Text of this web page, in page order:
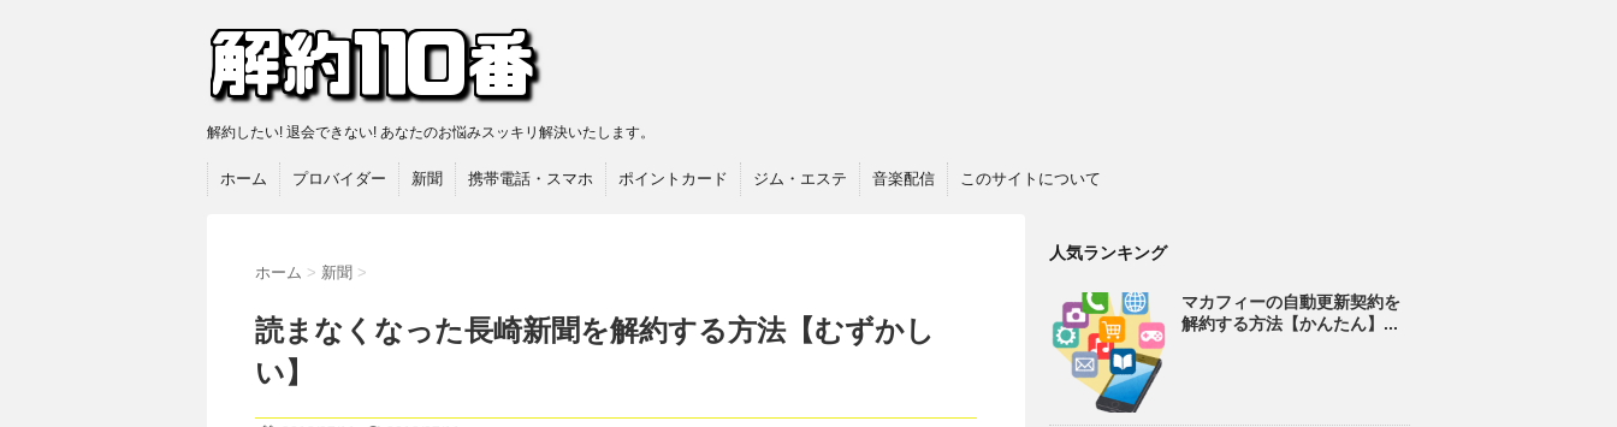
解約したい! 退会できない! あなたのお悩みスッキリ解決いたします。
ホーム プロバイダー 新聞 携帯電話・スマホ ポイントカード ジム・エステ 音楽配信 このサイトについて
ホーム > 新聞 >
読まなくなった長崎新聞を解約する方法【むずかし
い】
人気ランキング
マカフィーの自動更新契約を
解約する方法【かんたん】...